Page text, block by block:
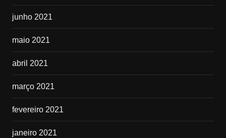
junho 2021
maio 2021
abril 2021
março 2021
fevereiro 2021
janeiro 2021